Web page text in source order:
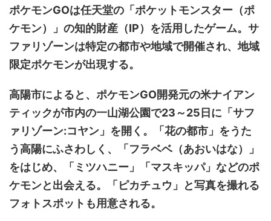
ポケモンGOは任天堂の「ポケットモンスター（ポ
ケモン）」の知的財産（IP）を活用したゲーム。サ
ファリゾーンは特定の都市や地域で開催され、地域
限定ポケモンが出現する。
高陽市によると、ポケモンGO開発元の米ナイアン
ティックが市内の一山湖公園で23～25日に「サフ
ァリゾーン:コヤン」を開く。「花の都市」をうた
う高陽にふさわしく、「フラベベ（あおいはな）」
をはじめ、「ミツハニー」「マスキッパ」などのポ
ケモンと出会える。「ピカチュウ」と写真を撮れる
フォトスポットも用意される。